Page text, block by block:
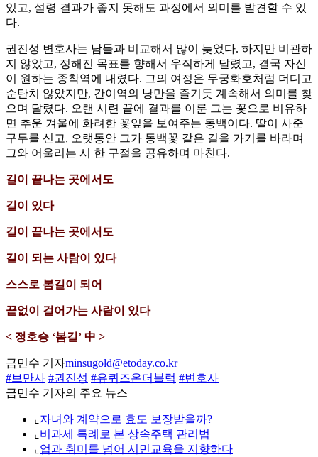
있고, 설령 결과가 좋지 못해도 과정에서 의미를 발견할 수 있
다.
권진성 변호사는 남들과 비교해서 많이 늦었다. 하지만 비관하
지 않았고, 정해진 목표를 향해서 우직하게 달렸고, 결국 자신
이 원하는 종착역에 내렸다. 그의 여정은 무궁화호처럼 더디고
순탄치 않았지만, 간이역의 낭만을 즐기듯 계속해서 의미를 찾
으며 달렸다. 오랜 시련 끝에 결과를 이룬 그는 꽃으로 비유하
면 추운 겨울에 화려한 꽃잎을 보여주는 동백이다. 딸이 사준
구두를 신고, 오랫동안 그가 동백꽃 같은 길을 가기를 바라며
그와 어울리는 시 한 구절을 공유하며 마친다.
길이 끝나는 곳에서도
길이 있다
길이 끝나는 곳에서도
길이 되는 사람이 있다
스스로 봄길이 되어
끝없이 걸어가는 사람이 있다
< 정호승 ‘봄길’ 中 >
금민수 기자minsugold@etoday.co.kr
#브만사 #권진성 #유퀴즈온더블럭 #변호사
금민수 기자의 주요 뉴스
⌞ 자녀와 계약으로 효도 보장받을까?
⌞ 비과세 특례로 본 상속주택 관리법
⌞ 업과 취미를 넘어 시민교육을 지향하다